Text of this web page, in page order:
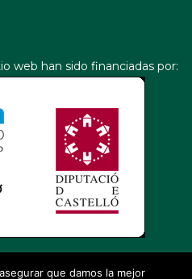
web han sido financiadas por:
que damos la mejor